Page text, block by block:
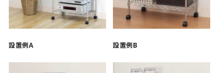
設置例A 設置例B